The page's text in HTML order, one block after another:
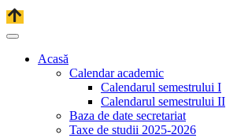
Acasă
Calendar academic
Calendarul semestrului I
Calendarul semestrului II
Baza de date secretariat
Taxe de studii 2025-2026